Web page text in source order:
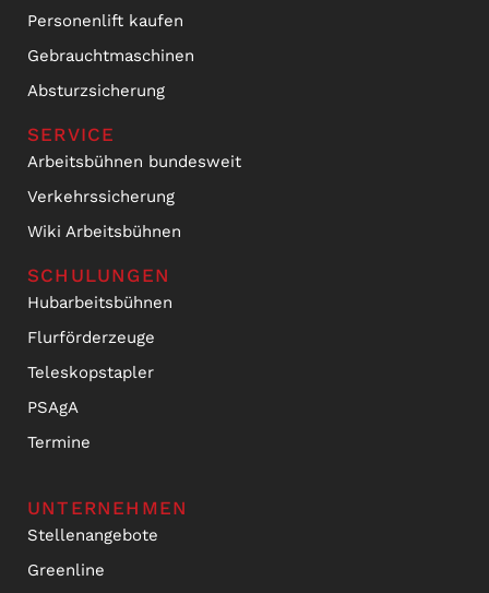
Personenlift kaufen
Gebrauchtmaschinen
Absturzsicherung
SERVICE
Arbeitsbühnen bundesweit
Verkehrssicherung
Wiki Arbeitsbühnen
SCHULUNGEN
Hubarbeitsbühnen
Flurförderzeuge
Teleskopstapler
PSAgA
Termine
UNTERNEHMEN
Stellenangebote
Greenline